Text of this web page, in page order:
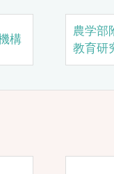
構
農学部
教育研